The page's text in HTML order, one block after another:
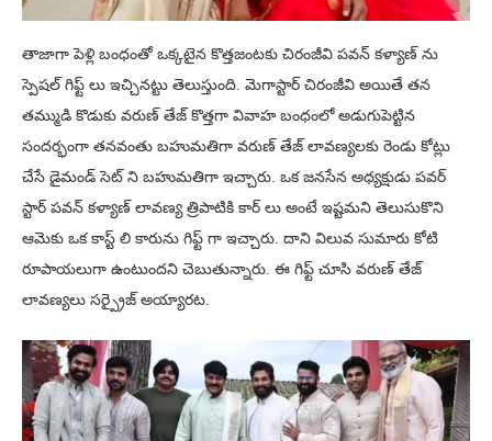
తాజాగా పెళ్లి బంధంతో ఒక్కటైన కొత్తజంటకు చిరంజీవి పవన్ కళ్యాణ్ ను
స్పెషల్ గిఫ్ట్ లు ఇచ్చినట్టు తెలుస్తుంది. మెగాస్టార్ చిరంజీవి అయితే తన
తమ్ముడి కొడుకు వరుణ్ తేజ్ కొత్తగా వివాహ బంధంలో అడుగుపెట్టిన
సందర్భంగా తనవంతు బహుమతిగా వరుణ్ తేజ్ లావణ్యలకు రెండు కోట్లు
చేసే డైమండ్ సెట్ ని బహుమతిగా ఇచ్చారు. ఒక జనసేన అధ్యక్షుడు పవర్
స్టార్ పవన్ కళ్యాణ్ లావణ్య త్రిపాటికి కార్ లు అంటే ఇష్టమని తెలుసుకొని
ఆమెకు ఒక కాస్ట్ లి కారును గిఫ్ట్ గా ఇచ్చారు. దాని విలువ సుమారు కోటి
రూపాయలుగా ఉంటుందని చెబుతున్నారు. ఈ గిఫ్ట్ చూసి వరుణ్ తేజ్
లావణ్యలు సర్ప్రైజ్ అయ్యారట.